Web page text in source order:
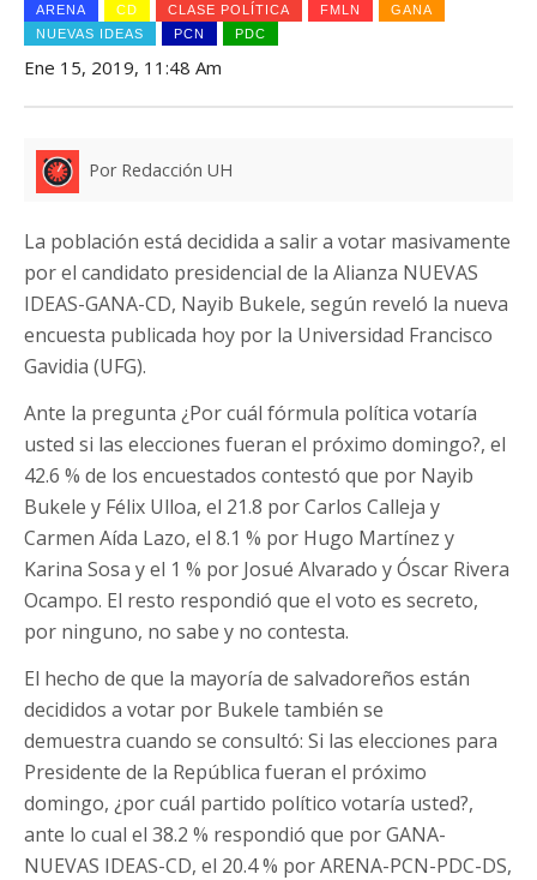
ARENA CD CLASE POLÍTICA FMLN
GANA
NUEVAS IDEAS
PCN PDC
Ene 15, 2019, 11:48 Am
Por Redacción UH
La población está decidida a salir a votar masivamente
por el candidato presidencial de la Alianza NUEVAS
IDEAS-GANA-CD, Nayib Bukele, según reveló la nueva
encuesta publicada hoy por la Universidad Francisco
Gavidia (UFG).
Ante la pregunta ¿Por cuál fórmula política votaría
usted si las elecciones fueran el próximo domingo?, el
42.6 % de los encuestados contestó que por Nayib
Bukele y Félix Ulloa, el 21.8 por Carlos Calleja y
Carmen Aída Lazo, el 8.1 % por Hugo Martínez y
Karina Sosa y el 1 % por Josué Alvarado y Óscar Rivera
Ocampo. El resto respondió que el voto es secreto,
por ninguno, no sabe y no contesta.
El hecho de que la mayoría de salvadoreños están
decididos a votar por Bukele también se
demuestra cuando se consultó: Si las elecciones para
Presidente de la República fueran el próximo
domingo, ¿por cuál partido político votaría usted?,
ante lo cual el 38.2 % respondió que por GANA-
NUEVAS IDEAS-CD, el 20.4 % por ARENA-PCN-PDC-DS,